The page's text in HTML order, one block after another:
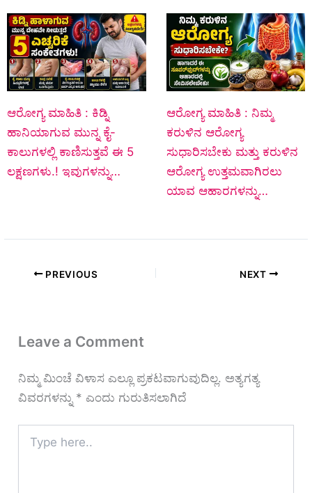
ಆರೋಗ್ಯ ಮಾಹಿತಿ : ಕಿಡ್ನಿ
ಹಾನಿಯಾಗುವ ಮುನ್ನ ಕೈ-
ಕಾಲುಗಳಲ್ಲಿ ಕಾಣಿಸುತ್ತವೆ ಈ 5
ಲಕ್ಷಣಗಳು.! ಇವುಗಳನ್ನು…
ಆರೋಗ್ಯ ಮಾಹಿತಿ : ನಿಮ್ಮ
ಕರುಳಿನ ಆರೋಗ್ಯ
ಸುಧಾರಿಸಬೇಕು ಮತ್ತು ಕರುಳಿನ
ಆರೋಗ್ಯ ಉತ್ತಮವಾಗಿರಲು
ಯಾವ ಆಹಾರಗಳನ್ನು…
PREVIOUS NEXT
Leave a Comment
ನಿಮ್ಮ ಮಿಂಚೆ ವಿಳಾಸ ಎಲ್ಲೂ ಪ್ರಕಟವಾಗುವುದಿಲ್ಲ. ಅತ್ಯಗತ್ಯ
ವಿವರಗಳನ್ನು * ಎಂದು ಗುರುತಿಸಲಾಗಿದೆ
here..